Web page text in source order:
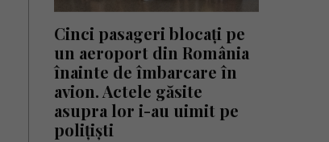
Cinci pasageri blocați pe
un aeroport din România
înainte de îmbarcare în
avion. Actele găsite
asupra lor i-au uimit pe
polițiști